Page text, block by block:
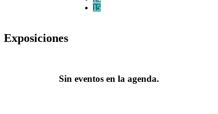
15
Exposiciones
Sin eventos en la agenda.